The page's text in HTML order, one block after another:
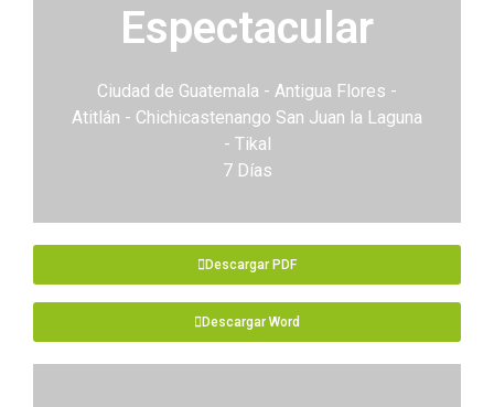
Espectacular
Ciudad de Guatemala - Antigua Flores -
Atitlán - Chichicastenango San Juan la Laguna
- Tikal
7 Días
Descargar PDF
Descargar Word